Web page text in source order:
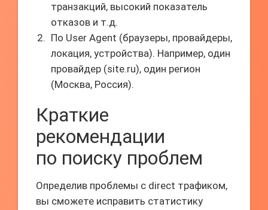
транзакций, высокий показатель
отказов и т.д.
По User Agent (браузеры, провайдеры,
локация, устройства). Например, один
провайдер (site.ru), один регион
(Москва, Россия).
Краткие
рекомендации
по поиску проблем
Определив проблемы с direct трафиком,
вы сможете исправить статистику